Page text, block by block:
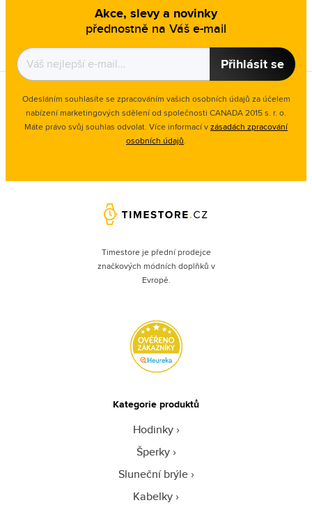
Akce, slevy a novinky
přednostně na Váš e-mail
Přihlásit se
Odesláním souhlasíte se zpracováním vašich osobních údajů za účelem
nabízení marketingových sdělení od společnosti CANADA 2015 s. r. o.
Máte právo svůj souhlas odvolat. Více informací vzásadách zpracování
osobních údajů.
Timestore je přední prodejce
značkových módních doplňků v
Evropě.
Kategorie produktů
Hodinky
Šperky
Sluneční brýle
Kabelky